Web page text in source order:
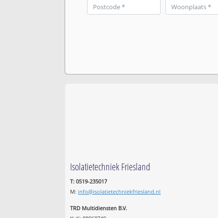
Isolatietechniek Friesland
T: 0519-235017
M: info@isolatietechniekfriesland.nl
TRD Multidiensten B.V.